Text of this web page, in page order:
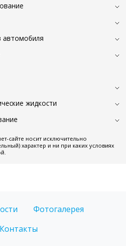
автомобиля
жидкости
сайте носит исключительно
характер и ни при каких условиях
Фотогалерея
Контакты